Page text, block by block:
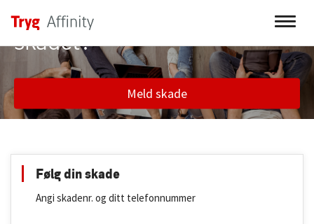
Har ditt produkt blitt
skadet?
Meld skade
Følg din skade
Angi skadenr. og ditt telefonnummer